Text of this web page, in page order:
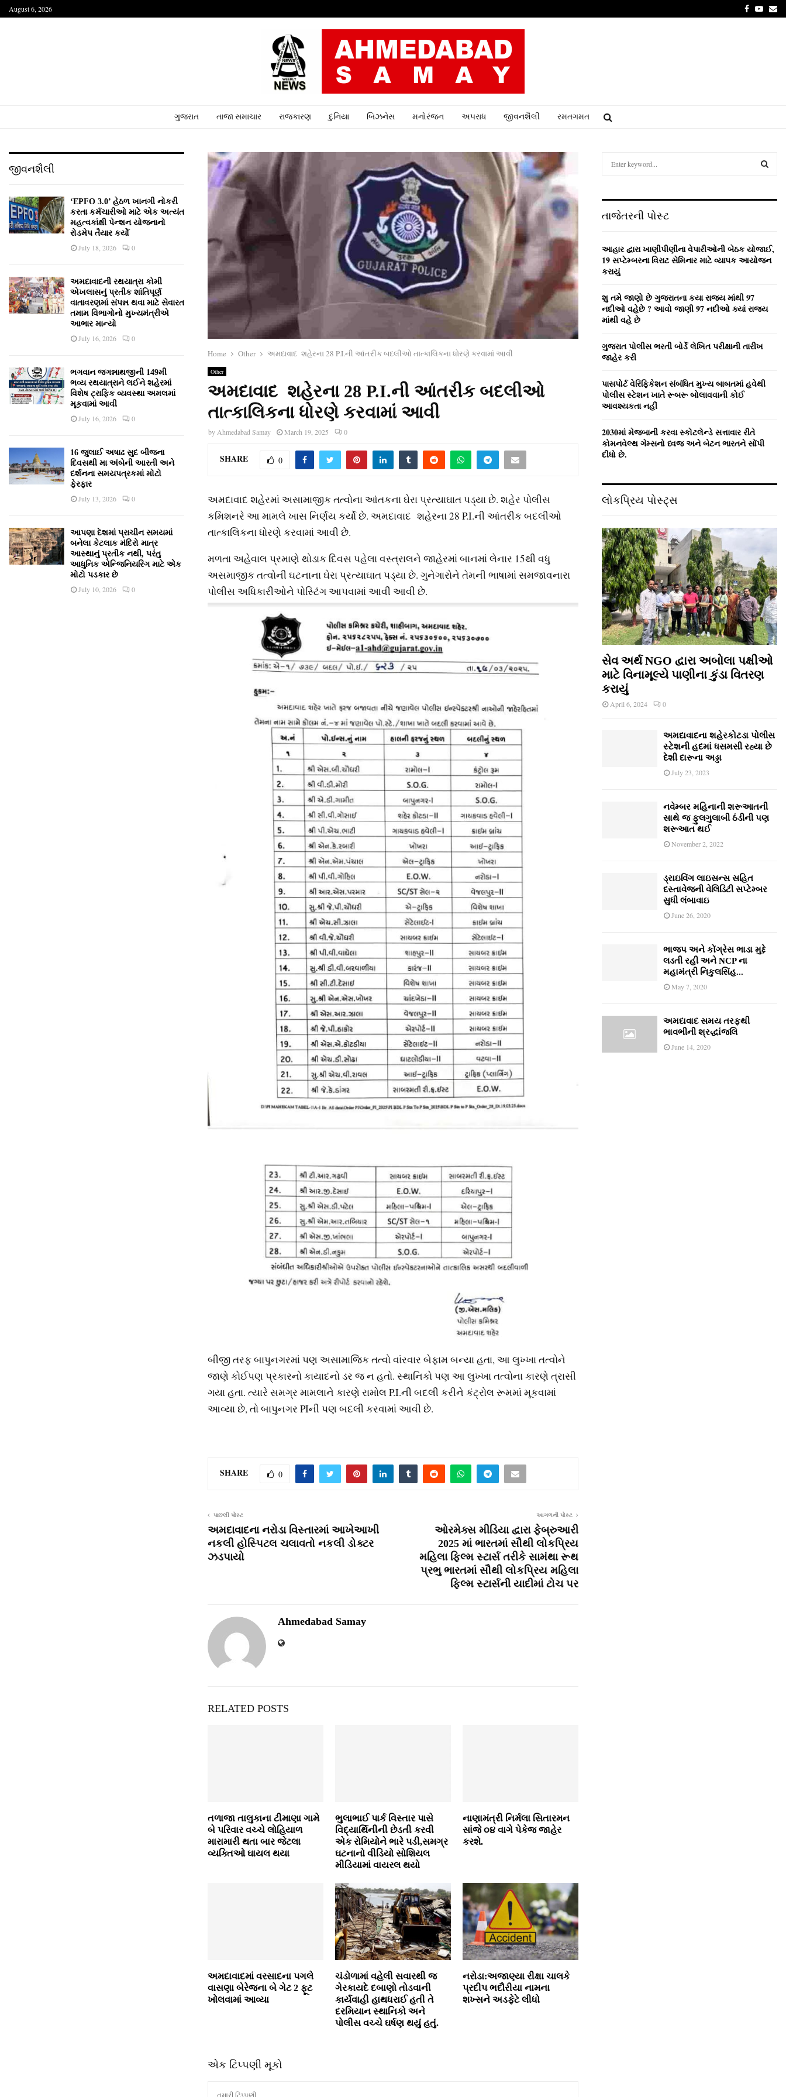
August 6, 2026 Facebook
ગુજરાત તાજા સમાચાર રાજકારણ દુનિયા બિઝનેસ મનોરંજન અપરાધ જીવનશૈલી રમતગમત
Home Other અમદાવાદ શહેરના 28 P.I.ની આંતરીક બદલીઓ તાત્કાલિકના ધોરણે કરવામાં આવી
Other
અમદાવાદ શહેરના 28 P.I.ની આંતરીક બદલીઓ
તાત્કાલિકના ધોરણે કરવામાં આવી
by Ahmedabad Samay March 19, 2025 0
SHARE 0
અમદાવાદ શહેરમાં અસામાજીક તત્વોના આંતકના ઘેરા પ્રત્યાઘાત પડ્યા છે. શહેર પોલીસ
કમિશનરે આ મામલે ખાસ નિર્ણય કર્યો છે. અમદાવાદ શહેરના 28 P.I.ની આંતરીક બદલીઓ
તાત્કાલિકના ધોરણે કરવામાં આવી છે.
મળતા અહેવાલ પ્રમાણે થોડાક દિવસ પહેલા વસ્ત્રાલને જાહેરમાં બાનમાં લેનાર 15થી વધુ
અસમાજીક તત્વોની ઘટનાના ઘેરા પ્રત્યાઘાત પડ્યા છે. ગુનેગારોને તેમની ભાષામાં સમજાવનારા
પોલીસ અધિકારીઓને પોસ્ટિંગ આપવામાં આવી આવી છે.
બીજી તરફ બાપુનગરમાં પણ અસામાજિક તત્વો વાંરવાર બેફામ બન્યા હતા, આ લુખ્ખા તત્વોને
જાણે કોઈપણ પ્રકારનો કાયાદનો ડર જ ન હતો. સ્થાનિકો પણ આ લુખ્ખા તત્વોના કારણે ત્રાસી
ગયા હતા. ત્યારે સમગ્ર મામલાને કારણે રામોલ P.I.ની બદલી કરીને કંટ્રોલ રૂમમાં મૂકવામાં
આવ્યા છે, તો બાપુનગર PIની પણ બદલી કરવામાં આવી છે.
SHARE 0
પાછલી પોસ્ટ
અમદાવાદના નરોડા વિસ્તારમાં આખેઆખી
નકલી હોસ્પિટલ ચલાવતો નકલી ડોક્ટર
ઝડપાયો
આગળની પોસ્ટ
ઓરમેક્સ મીડિયા દ્વારા ફેબ્રુઆરી
2025 માં ભારતમાં સૌથી લોકપ્રિય
મહિલા ફિલ્મ સ્ટાર્સ તરીકે સામંથા રૂથ
પ્રભુ ભારતમાં સૌથી લોકપ્રિય મહિલા
ફિલ્મ સ્ટાર્સની યાદીમાં ટોચ પર
Ahmedabad Samay
RELATED POSTS
તળાજા તાલુકાના ટીમાણા ગામે
બે પરિવાર વચ્ચે લોહિયાળ
મારામારી થતા બાર જેટલા
વ્યક્તિઓ ઘાયલ થયા
ભુલાભાઈ પાર્ક વિસ્‍તાર પાસે
વિદ્યાર્થિનીની છેડતી કરવી
એક રોમિયોને ભારે પડી,સમગ્ર
ઘટનાનો વીડિયો સોશિયલ
મીડિયામાં વાયરલ થયો
નાણામંત્રી નિર્મલા સિતારમન
સાંજે ૦૪ વાગે પેકેજ જાહેર
કરશે.
અમદાવાદમાં વરસાદના પગલે
વાસણા બેરેજના બે ગેટ 2 ફૂટ
ખોલવામાં આવ્યા
ચંડોળામાં વહેલી સવારથી જ
ગેરકાયદે દબાણો તોડવાની
કાર્યવાહી હાથધરાઈ હતી તે
દરમિયાન સ્થાનિકો અને
પોલીસ વચ્ચે ઘર્ષણ થયું હતું.
નરોડા:અજાણ્યા રીક્ષા ચાલકે
પ્રદીપ ભદૌરીયા નામના
શખ્સને અડફેટે લીધો
એક ટિપ્પણી મૂકો
જીવનશૈલી
‘EPFO 3.0’ હેઠળ ખાનગી નોકરી
કરતા કર્મચારીઓ માટે એક અત્યંત
મહત્વકાંક્ષી પેન્શન યોજનાનો
રોડમેપ તૈયાર કર્યો
July 18, 2026 0
અમદાવાદની રથયાત્રા કોમી
એખલાસનું પ્રતીક શાંતિપૂર્ણ
વાતાવરણમાં સંપન્ન થવા માટે સેવારત
તમામ વિભાગોનો મુખ્યમંત્રીએ
આભાર માન્યો
July 16, 2026 0
ભગવાન જગન્નાથજીની 149મી
ભવ્ય રથયાત્રાને લઈને શહેરમાં
વિશેષ ટ્રાફિક વ્યવસ્થા અમલમાં
મૂકવામાં આવી
July 16, 2026 0
16 જુલાઈ અષાઢ સુદ બીજના
દિવસથી મા અંબેની આરતી અને
દર્શનના સમયપત્રકમાં મોટો
ફેરફાર
July 13, 2026 0
આપણા દેશમાં પ્રાચીન સમયમાં
બનેલા કેટલાક મંદિરો માત્ર
આસ્થાનું પ્રતીક નથી, પરંતુ
આધુનિક એન્જિનિયરિંગ માટે એક
મોટો પડકાર છે
July 10, 2026 0
h
o
r
:
R
H
તાજેતરની પોસ્ટ
આહાર દ્વારા ખાણીપીણીના વેપારીઓની બેઠક યોજાઈ,
19 સપ્ટેમ્બરના વિરાટ સેમિનાર માટે વ્યાપક આયોજન
કરાયું
શુ તમે જાણો છે ગુજરાતના કયા રાજ્ય માંથી 97
નદીઓ વહેછે ? આવો જાણી 97 નદીઓ ક્યાં રાજ્ય
માંથી વહે છે
ગુજરાત પોલીસ ભરતી બોર્ડે લેખિત પરીક્ષાની તારીખ
જાહેર કરી
પાસપોર્ટ વેરિફિકેશન સંબંધિત મુખ્ય બાબતમાં હવેથી
પોલીસ સ્ટેશન ખાતે રૂબરૂ બોલાવવાની કોઈ
આવશ્યકતા નહીં
2030માં મેજબાની કરવા સ્કોટલેન્ડે સત્તાવાર રીતે
કોમનવેલ્થ ગેમ્સનો ધ્વજ અને બેટન ભારતને સોંપી
દીધો છે.
લોકપ્રિય પોસ્ટ્સ
સેવ અર્થ NGO દ્વારા અબોલા પક્ષીઓ
માટે વિનામૂલ્યે પાણીના કુંડા વિતરણ
કરાયું
April 6, 2024 0
અમદાવાદના શહેરકોટડા પોલીસ
સ્ટેશની હદમાં ધસમસી રહ્યા છે
દેશી દારૂના અડ્ડા
July 23, 2023
નવેમ્‍બર મહિનાની શરૂઆતની
સાથે જ ફુલગુલાબી ઠંડીની પણ
શરૂઆત થઈ
November 2, 2022
ડ્રાઇવિંગ લાઇસન્સ સહિત
દસ્તાવેજની વેલિડિટી સપ્ટેમ્બર
સુધી લંબાવાઇ
June 26, 2020
ભાજપ અને કોંગ્રેસ ભાડા મુદ્દે
લડતી રહી અને NCP ના
મહામંત્રી નિકુલસિંહ...
May 7, 2020
અમદાવાદ સમય તરફથી
ભાવભીની શ્રદ્ધાંજલિ
June 14, 2020